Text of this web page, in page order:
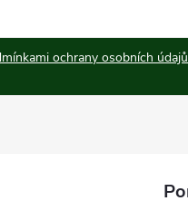
ochrany osobních údajů